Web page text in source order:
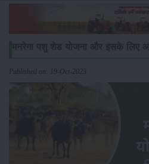
Published on: 19-Oct-2023